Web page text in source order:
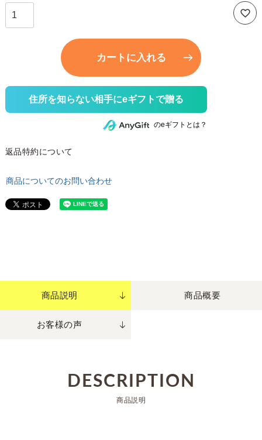
カートに入れる
住所を知らない相手にeギフトで贈る
のeギフトとは？
返品特約について
商品についてのお問い合わせ
商品説明 商品概要
お客様の声
DESCRIPTION
商品説明